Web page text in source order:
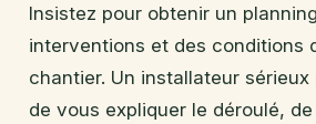
Insistez pour obtenir un
interventions et des conditions
chantier. Un installateur
de vous expliquer le déroulé,